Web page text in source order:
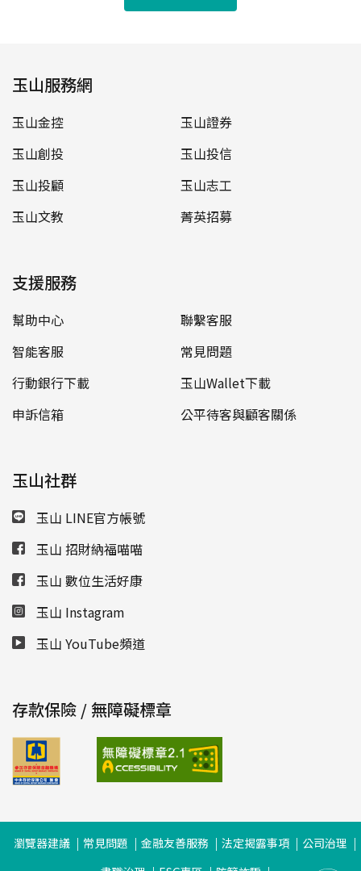
玉山服務網
玉山金控
玉山證券
玉山創投
玉山投信
玉山投顧
玉山志工
玉山文教
菁英招募
支援服務
幫助中心
聯繫客服
智能客服
常見問題
行動銀行下載
玉山Wallet下載
申訴信箱
公平待客與顧客關係
玉山社群
玉山 LINE官方帳號
玉山 招財納福喵喵
玉山 數位生活好康
玉山 Instagram
玉山 YouTube頻道
存款保險 / 無障礙標章
瀏覽器建議 常見問題 金融友善服務 法定揭露事項
公司治理